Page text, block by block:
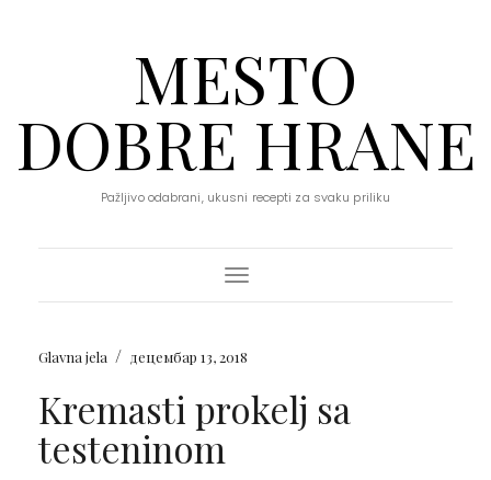
MESTO
DOBRE HRANE
Pažljivo odabrani, ukusni recepti za svaku priliku
Toggle Navigation
Glavna jela / децембар 13, 2018
Kremasti prokelj sa
testeninom